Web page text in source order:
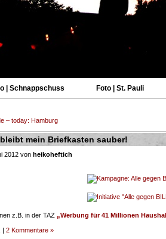
| Schnappschuss Foto | St. Pauli
– today: Hamburg
mein Briefkasten sauber!
2012 von heikoheftich
z.B. in der TAZ „Werbung für 41 Millionen
| 2 Kommentare »